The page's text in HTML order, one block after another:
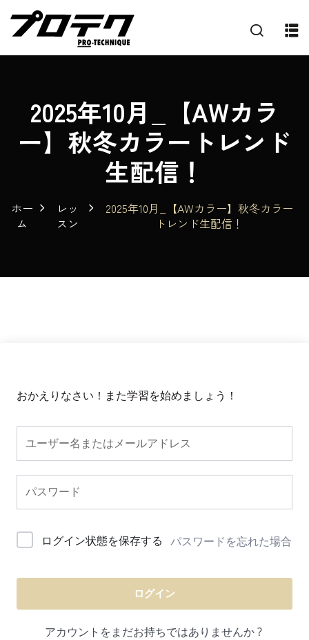
2025年10月_【AWカラ
ー】秋冬カラートレンド
生配信！
ホー
ム
レッ
スン
2025年10月_【AWカラー】秋冬カラー
トレンド生配信！
おかえりなさい！また学習を始めましょう！
ログイン状態を保存する パスワードを忘れた場合
ログイン
アカウントをまだお持ちではありませんか ?